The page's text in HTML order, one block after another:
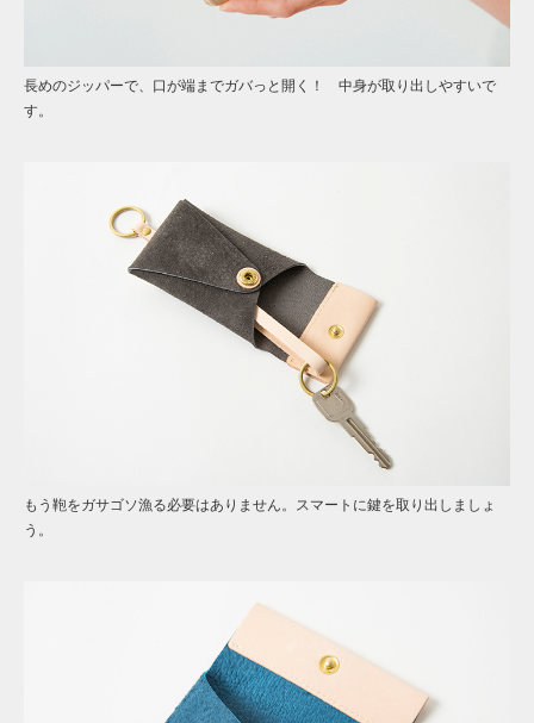
長めのジッパーで、口が端までガバっと開く！ 中身が取り出しやすいで
す。
もう鞄をガサゴソ漁る必要はありません。スマートに鍵を取り出しましょ
う。